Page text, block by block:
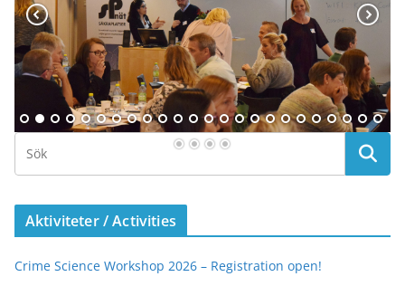
Aktiviteter / Activities
Crime Science Workshop 2026 – Registration open!